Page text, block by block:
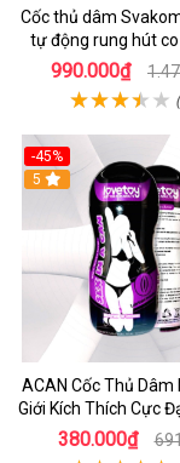
Cốc thủ dâm
tự động rung hút
nhiệt
990.000₫
-45%
5
ACAN Cốc Thủ Dâm
Giới Kích Thích Cực
380.000₫